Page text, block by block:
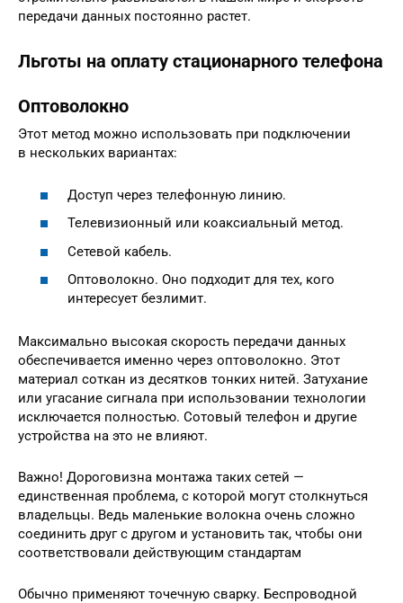
передачи данных постоянно растет.
Льготы на оплату стационарного телефона
Оптоволокно
Этот метод можно использовать при подключении
в нескольких вариантах:
Доступ через телефонную линию.
Телевизионный или коаксиальный метод.
Сетевой кабель.
Оптоволокно. Оно подходит для тех, кого
интересует безлимит.
Максимально высокая скорость передачи данных
обеспечивается именно через оптоволокно. Этот
материал соткан из десятков тонких нитей. Затухание
или угасание сигнала при использовании технологии
исключается полностью. Сотовый телефон и другие
устройства на это не влияют.
Важно! Дороговизна монтажа таких сетей —
единственная проблема, с которой могут столкнуться
владельцы. Ведь маленькие волокна очень сложно
соединить друг с другом и установить так, чтобы они
соответствовали действующим стандартам
Обычно применяют точечную сварку. Беспроводной